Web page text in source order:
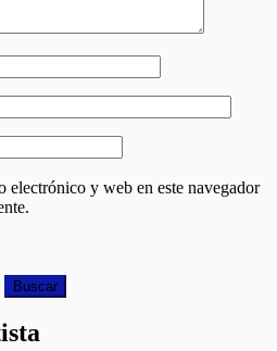
electrónico y web en este navegador